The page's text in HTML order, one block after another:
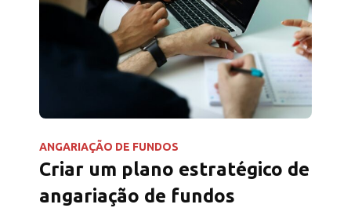
ANGARIAÇÃO DE FUNDOS
Criar um plano estratégico de
angariação de fundos